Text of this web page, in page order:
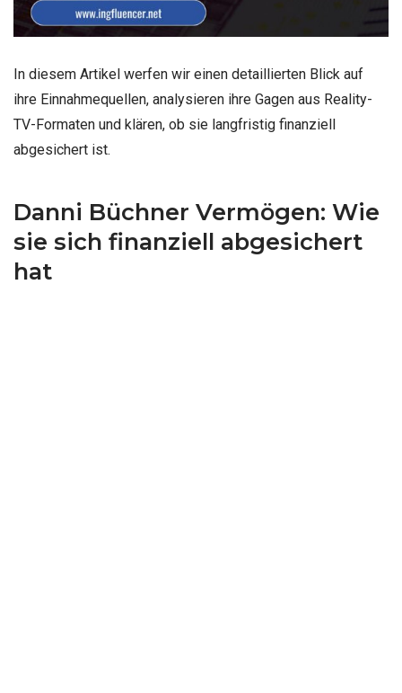
In diesem Artikel werfen wir einen detaillierten Blick auf
ihre Einnahmequellen, analysieren ihre Gagen aus Reality-
TV-Formaten und klären, ob sie langfristig finanziell
abgesichert ist.
Danni Büchner Vermögen: Wie
sie sich finanziell abgesichert
hat